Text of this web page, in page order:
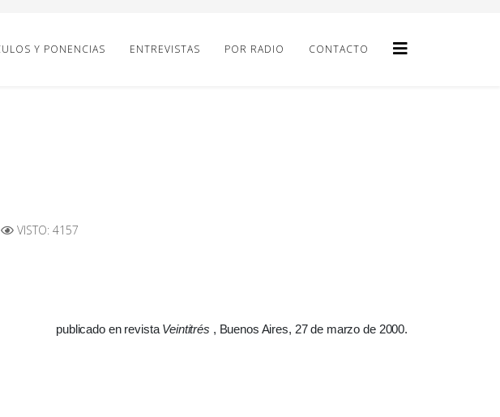
Y PONENCIAS ENTREVISTAS POR RADIO CONTACTO
VISTO: 4157
publicado en revista Veintitrés , Buenos Aires, 27 de marzo de 2000.